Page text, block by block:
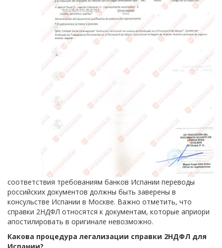
соответствия требованиям банков Испании переводы
российских документов должны быть заверены в
консульстве Испании в Москве. Важно отметить, что
справки 2НДФЛ относятся к документам, которые априори
апостилировать в оригинале невозможно.
Какова процедура легализации справки 2НДФЛ для